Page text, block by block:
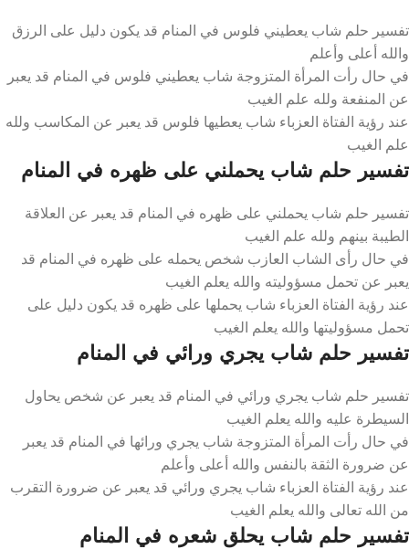
تفسير حلم شاب يعطيني فلوس في المنام قد يكون دليل على الرزق
والله أعلى وأعلم
في حال رأت المرأة المتزوجة شاب يعطيني فلوس في المنام قد يعبر
عن المنفعة ولله علم الغيب
عند رؤية الفتاة العزباء شاب يعطيها فلوس قد يعبر عن المكاسب ولله
علم الغيب
تفسير حلم شاب يحملني على ظهره في المنام
تفسير حلم شاب يحملني على ظهره في المنام قد يعبر عن العلاقة
الطيبة بينهم ولله علم الغيب
في حال رأى الشاب العازب شخص يحمله على ظهره في المنام قد
يعبر عن تحمل مسؤوليته والله يعلم الغيب
عند رؤية الفتاة العزباء شاب يحملها على ظهره قد يكون دليل على
تحمل مسؤوليتها والله يعلم الغيب
تفسير حلم شاب يجري ورائي في المنام
تفسير حلم شاب يجري ورائي في المنام قد يعبر عن شخص يحاول
السيطرة عليه والله يعلم الغيب
في حال رأت المرأة المتزوجة شاب يجري ورائها في المنام قد يعبر
عن ضرورة الثقة بالنفس والله أعلى وأعلم
عند رؤية الفتاة العزباء شاب يجري ورائي قد يعبر عن ضرورة التقرب
من الله تعالى والله يعلم الغيب
تفسير حلم شاب يحلق شعره في المنام